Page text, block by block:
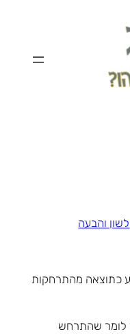
לשון והבעה
כתוצאה מהתרחקות
לומר שהתרחש